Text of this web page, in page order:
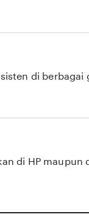
di berbagai
di HP maupun